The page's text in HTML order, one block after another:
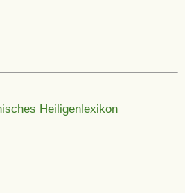
Heiligenlexikon